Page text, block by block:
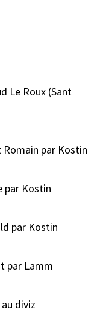
Le Roux (Sant
Romain par Kostin
par Kostin
par Kostin
par Lamm
diviz